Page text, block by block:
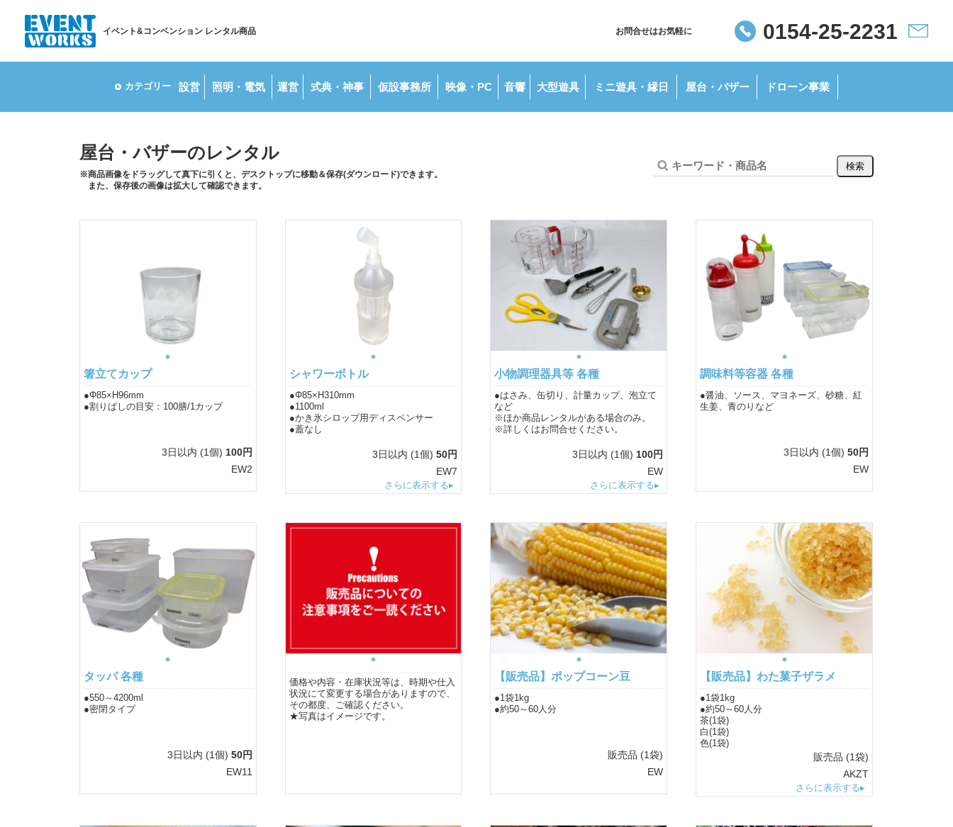
イベント&コンベンション レンタル商品 お問合せはお気軽に 0154-25-2231
カテゴリー 設営 照明・ 電気 運営 式典・ 神事 仮設事務所 映像・ PC 音響 大型遊具 ミニ遊具・ 縁日 屋台・ バザー ドローン事業
屋台・バザーのレンタル
※商品画像をドラッグして真下に引くと、デスクトップに移動＆保存(ダウンロード)できます。
また、保存後の画像は拡大して確認できます。
検索
箸立てカップ
●Φ85×H96mm
●割りばしの目安：100膳/1カップ
3日以内 (1個) 100円
EW2
シャワーボトル
●Φ85×H310mm
●1100ml
●かき氷シロップ用ディスペンサー
●蓋なし
3日以内 (1個) 50円
EW7
さらに表示する▸
小物調理器具等 各種
●はさみ、缶切り、計量カップ、泡立て
など
※ほか商品レンタルがある場合のみ。
※詳しくはお問合せください。
3日以内 (1個) 100円
EW
さらに表示する▸
調味料等容器 各種
●醤油、ソース、マヨネーズ、砂糖、紅
生姜、青のりなど
3日以内 (1個) 50円
EW
タッパ 各種
●550～4200ml
●密閉タイプ
3日以内 (1個) 50円
EW11
価格や内容・在庫状況等は、時期や仕入
状況にて変更する場合がありますので、
その都度、ご確認ください。
★写真はイメージです。
【販売品】ポップコーン豆
●1袋1kg
●約50～60人分
販売品 (1袋)
EW
【販売品】わた菓子ザラメ
●1袋1kg
●約50～60人分
茶(1袋)
白(1袋)
色(1袋)
販売品 (1袋)
AKZT
さらに表示する▸